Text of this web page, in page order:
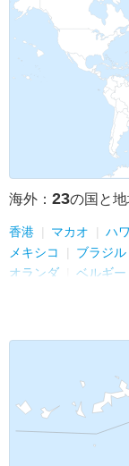
海外： 23の国と
香港 マカオ ハ
メキシコ
ブラジル
オランダ
ベルギー